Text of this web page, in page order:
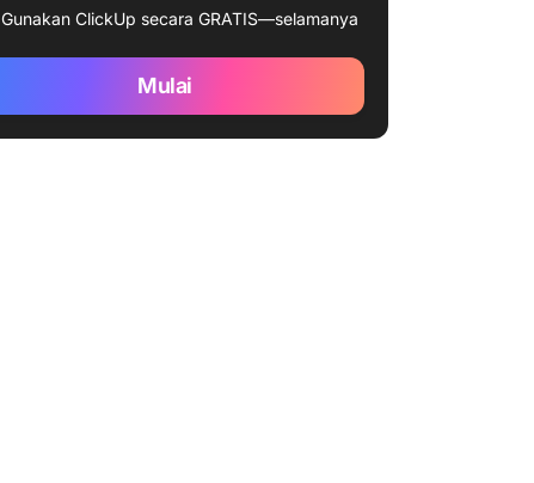
Gunakan ClickUp secara GRATIS—selamanya
Mulai